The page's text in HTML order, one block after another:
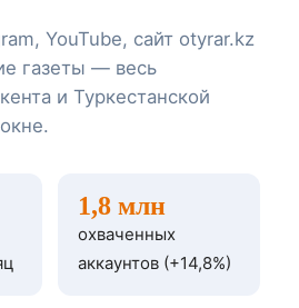
YouTube, сайт otyrar.kz
газеты — весь
и Туркестанской
1,8 млн
охваченных
аккаунтов (+14,8%)